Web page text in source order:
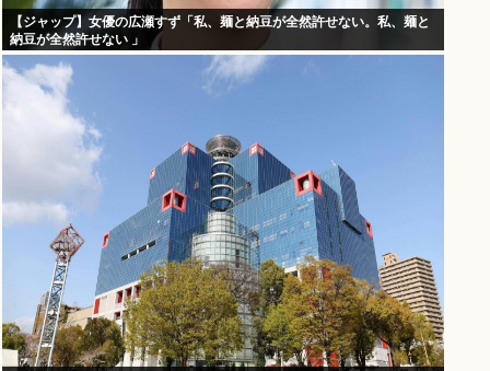
【ジャップ】女優の広瀬すず「私、麺と納豆が全然許せない。私、麺と
納豆が全然許せない 」